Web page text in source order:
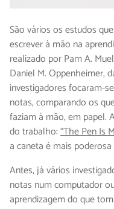
São vários os estudos
escrever à mão na
realizado por Pam A.
Daniel M. Oppenheimer,
investigadores focaram-
notas, comparando os
faziam à mão, em papel.
do trabalho:“The Pen Is
a caneta é mais
Antes, já vários
notas num computador
aprendizagem do que